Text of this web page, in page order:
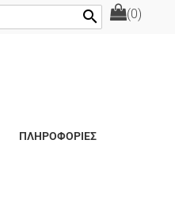
(0)
search
ΠΛΗΡΟΦΟΡΙΕΣ